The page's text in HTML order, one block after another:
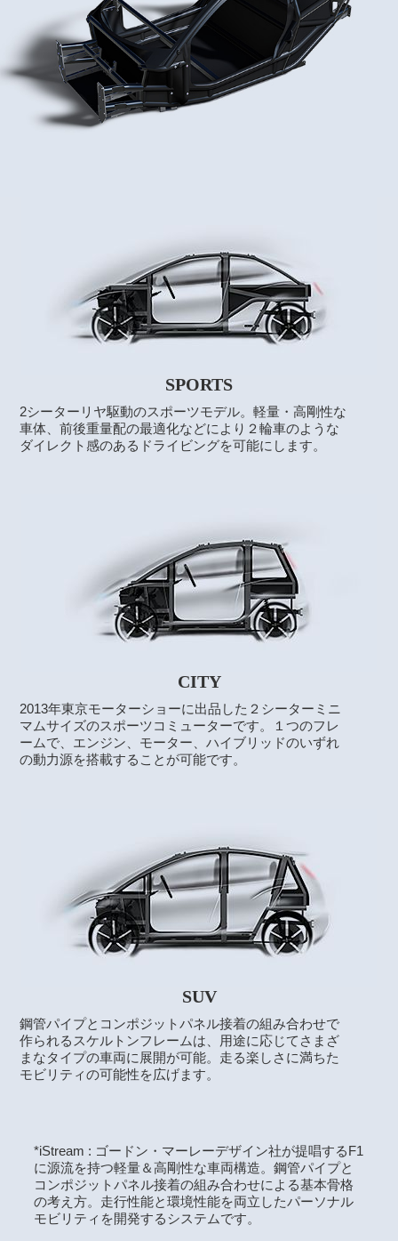
SPORTS
2シーターリヤ駆動のスポーツモデル。軽量・高剛性な
車体、前後重量配の最適化などにより２輪車のような
ダイレクト感のあるドライビングを可能にします。
CITY
2013年東京モーターショーに出品した２シーターミニ
マムサイズのスポーツコミューターです。１つのフレ
ームで、エンジン、モーター、ハイブリッドのいずれ
の動力源を搭載することが可能です。
SUV
鋼管パイプとコンポジットパネル接着の組み合わせで
作られるスケルトンフレームは、用途に応じてさまざ
まなタイプの車両に展開が可能。走る楽しさに満ちた
モビリティの可能性を広げます。
*iStream : ゴードン・マーレーデザイン社が提唱するF1
に源流を持つ軽量＆高剛性な車両構造。鋼管パイプと
コンポジットパネル接着の組み合わせによる基本骨格
の考え方。走行性能と環境性能を両立したパーソナル
モビリティを開発するシステムです。